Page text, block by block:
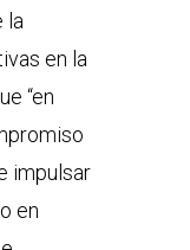
la
en la
“en
impulsar
en